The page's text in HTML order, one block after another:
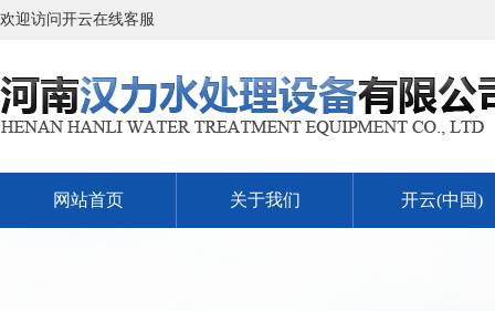
欢迎访问开云在线客服
网站首页 关于我们 开云(中国)